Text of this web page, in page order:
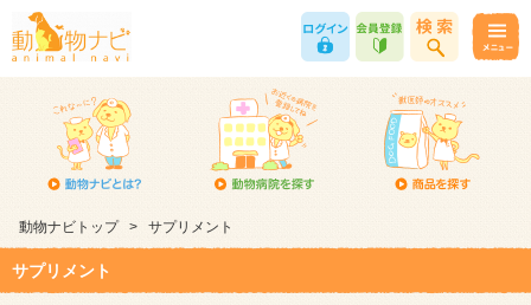
動物ナビトップ > サプリメント
サプリメント